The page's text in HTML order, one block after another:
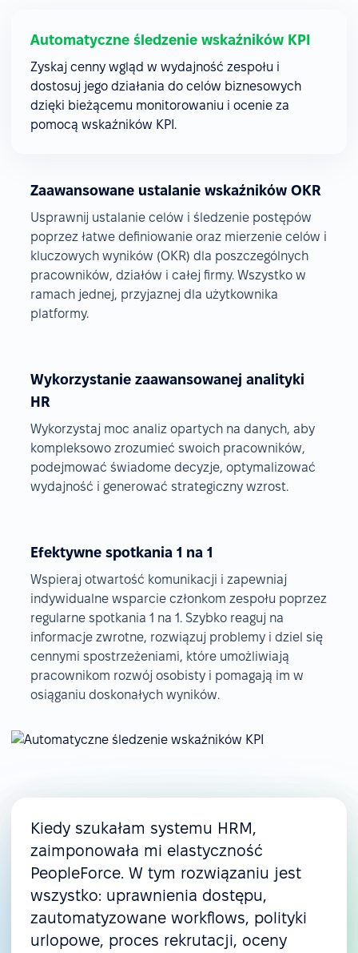
Automatyczne śledzenie wskaźników KPI
Zyskaj cenny wgląd w wydajność zespołu i
dostosuj jego działania do celów biznesowych
dzięki bieżącemu monitorowaniu i ocenie za
pomocą wskaźników KPI.
Zaawansowane ustalanie wskaźników OKR
Usprawnij ustalanie celów i śledzenie postępów
poprzez łatwe definiowanie oraz mierzenie celów i
kluczowych wyników (OKR) dla poszczególnych
pracowników, działów i całej firmy. Wszystko w
ramach jednej, przyjaznej dla użytkownika
platformy.
Wykorzystanie zaawansowanej analityki
HR
Wykorzystaj moc analiz opartych na danych, aby
kompleksowo zrozumieć swoich pracowników,
podejmować świadome decyzje, optymalizować
wydajność i generować strategiczny wzrost.
Efektywne spotkania 1 na 1
Wspieraj otwartość komunikacji i zapewniaj
indywidualne wsparcie członkom zespołu poprzez
regularne spotkania 1 na 1. Szybko reaguj na
informacje zwrotne, rozwiązuj problemy i dziel się
cennymi spostrzeżeniami, które umożliwiają
pracownikom rozwój osobisty i pomagają im w
osiąganiu doskonałych wyników.
Kiedy szukałam systemu HRM,
zaimponowała mi elastyczność
PeopleForce. W tym rozwiązaniu jest
wszystko: uprawnienia dostępu,
zautomatyzowane workflows, polityki
urlopowe, proces rekrutacji, oceny